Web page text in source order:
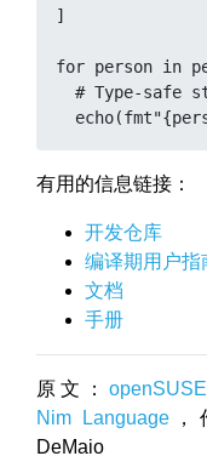
]
for person in
# Type-safe
有用的信息链接：
开发仓库
编译期用户指
文档
手册
原文：
Nim Language，
DeMaio